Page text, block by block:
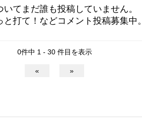
てまだ誰も投稿していません。
打て！などコメント投稿募集中。
0件中 1 - 30 件目を表示
« »